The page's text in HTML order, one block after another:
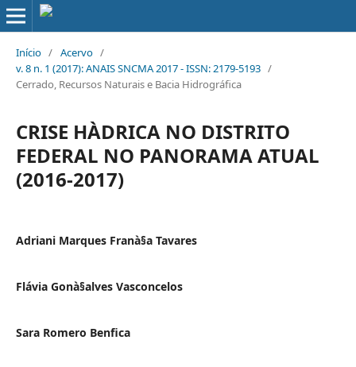
Início / Acervo /
v. 8 n. 1 (2017): ANAIS SNCMA 2017 - ISSN: 2179-5193 /
Cerrado, Recursos Naturais e Bacia Hidrográfica
CRISE HÀDRICA NO DISTRITO
FEDERAL NO PANORAMA ATUAL
(2016-2017)
Adriani Marques Franà§a Tavares
Flávia Gonà§alves Vasconcelos
Sara Romero Benfica